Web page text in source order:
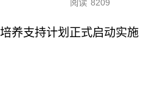
阅读 8209
养支持计划正式启动实施